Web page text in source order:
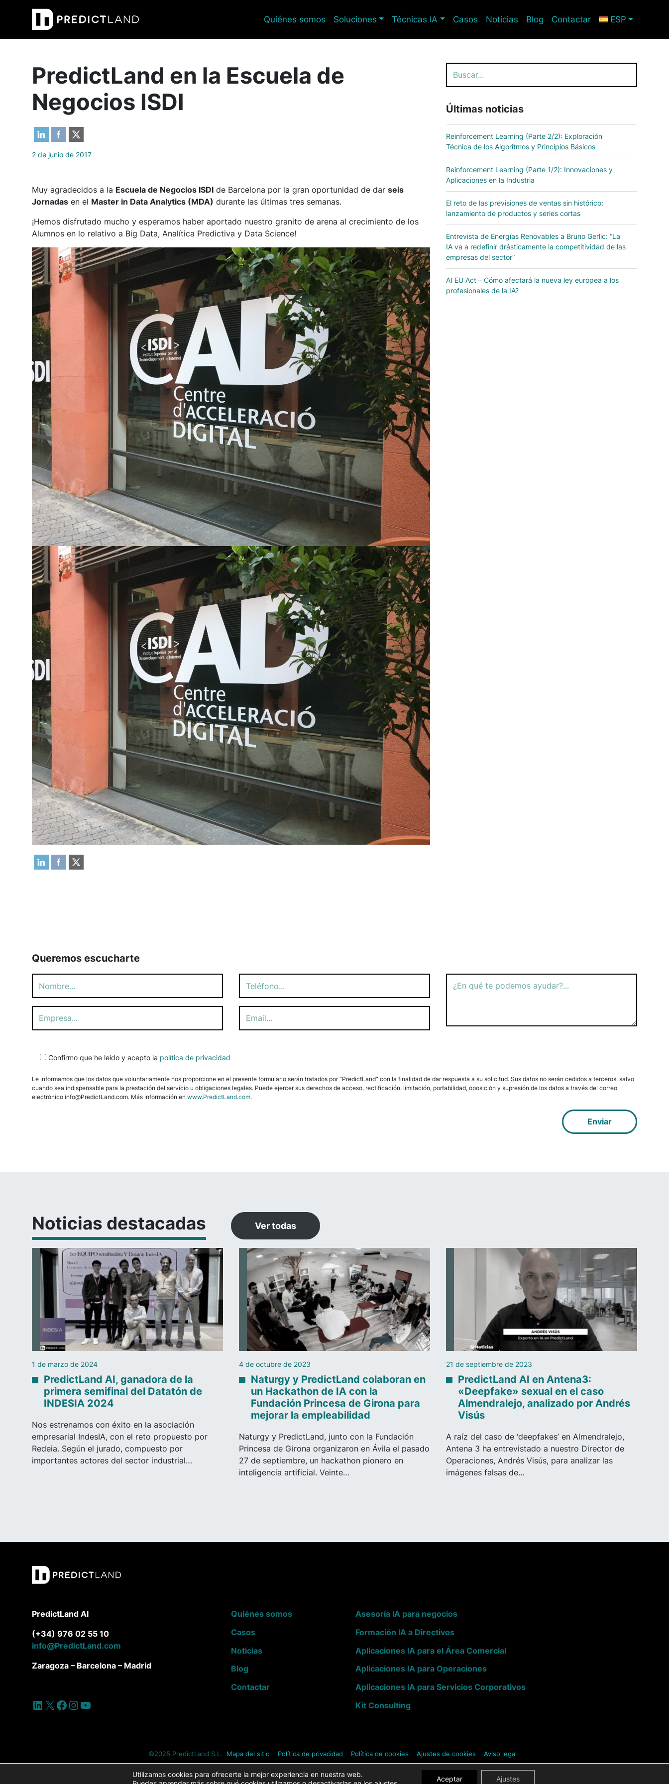
Navegación principal Quiénes somos Soluciones Técnicas IA Casos Noticias Blog Contactar ESP
PredictLand en la Escuela de
Negocios ISDI
2 de junio de 2017
Muy agradecidos a la Escuela de Negocios ISDI de Barcelona por la gran oportunidad de dar seis
Jornadas en el Master in Data Analytics (MDA) durante las últimas tres semanas.
¡Hemos disfrutado mucho y esperamos haber aportado nuestro granito de arena al crecimiento de los
Alumnos en lo relativo a Big Data, Analítica Predictiva y Data Science!
Últimas noticias
Reinforcement Learning (Parte 2/2): Exploración
Técnica de los Algoritmos y Principios Básicos
Reinforcement Learning (Parte 1/2): Innovaciones y
Aplicaciones en la Industria
El reto de las previsiones de ventas sin histórico:
lanzamiento de productos y series cortas
Entrevista de Energías Renovables a Bruno Gerlic: “La
IA va a redefinir drásticamente la competitividad de las
empresas del sector”
AI EU Act – Cómo afectará la nueva ley europea a los
profesionales de la IA?
Queremos escucharte
favor,
este
campo
vacío.
Confirmo que he leído y acepto la política de privacidad
Le informamos que los datos que voluntariamente nos proporcione en el presente formulario serán tratados por “PredictLand” con la finalidad de dar respuesta a su solicitud. Sus datos no serán cedidos a terceros, salvo
cuando sea indispensable para la prestación del servicio u obligaciones legales. Puede ejercer sus derechos de acceso, rectificación, limitación, portabilidad, oposición y supresión de los datos a través del correo
electrónico info@PredictLand.com. Más información en www.PredictLand.com.
Noticias destacadas Ver todas
1 de marzo de 2024
PredictLand AI, ganadora de la
primera semifinal del Datatón de
INDESIA 2024
Nos estrenamos con éxito en la asociación
empresarial IndesIA, con el reto propuesto por
Redeia. Según el jurado, compuesto por
importantes actores del sector industrial…
4 de octubre de 2023
Naturgy y PredictLand colaboran en
un Hackathon de IA con la
Fundación Princesa de Girona para
mejorar la empleabilidad
Naturgy y PredictLand, junto con la Fundación
Princesa de Girona organizaron en Ávila el pasado
27 de septiembre, un hackathon pionero en
inteligencia artificial. Veinte…
21 de septiembre de 2023
PredictLand AI en Antena3:
«Deepfake» sexual en el caso
Almendralejo, analizado por Andrés
Visús
A raíz del caso de ‘deepfakes’ en Almendralejo,
Antena 3 ha entrevistado a nuestro Director de
Operaciones, Andrés Visús, para analizar las
imágenes falsas de…
PredictLand AI
(+34) 976 02 55 10
info@PredictLand.com
Zaragoza – Barcelona – Madrid
LinkedIn
X Facebook
Instagram
YouTube
Quiénes somos
Casos
Noticias
Blog
Contactar
Asesoría IA para negocios
Formación IA a Directivos
Aplicaciones IA para el Área Comercial
Aplicaciones IA para Operaciones
Aplicaciones IA para Servicios Corporativos
Kit Consulting
©2025 PredictLand S.L. Mapa del sitio Política de privacidad Política de cookies Ajustes de cookies Aviso legal
Utilizamos cookies para ofrecerte la mejor experiencia en nuestra web.
Aceptar Ajustes